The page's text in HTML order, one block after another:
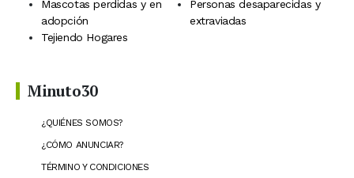
Mascotas perdidas y en
adopción
Personas desaparecidas y
extraviadas
Tejiendo Hogares
Minuto30
¿QUIÉNES SOMOS?
¿CÓMO ANUNCIAR?
TÉRMINO Y CONDICIONES